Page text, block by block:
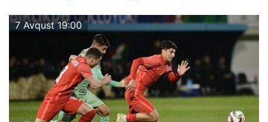
7 Avqust 19:00